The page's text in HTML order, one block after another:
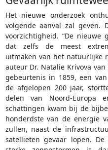
Het nieuwe onderzoek
volgende aanval zal geven.
voorzichtigheid. “De nieuwe
dat zelfs de meest
uitmaken van het natuurlijke
auteur Dr. Natalie Krivova
gebeurtenis in 1859, een
de afgelopen 200 jaar,
delen van Noord-Europa
schattingen kwam bij de
honderdste van de energie
zullen, naast de
satellieten gevaar lopen.